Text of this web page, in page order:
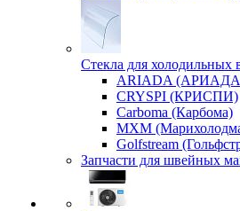
Стекла для холодильных
ARIADA
CRYSPI (КРИСПИ)
Carboma (Карбома)
MXM
Golfstream
Запчасти для швейных